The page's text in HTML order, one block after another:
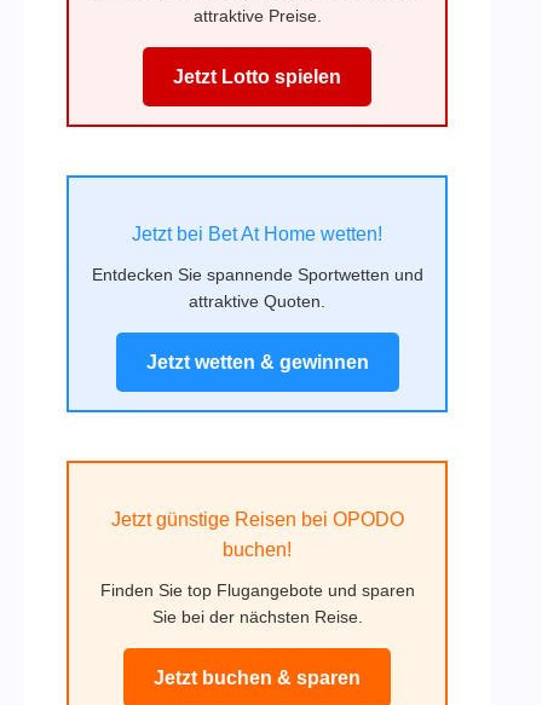
attraktive Preise.
Jetzt Lotto spielen
Jetzt bei Bet At Home wetten!
Entdecken Sie spannende Sportwetten und
attraktive Quoten.
Jetzt wetten & gewinnen
Jetzt günstige Reisen bei OPODO
buchen!
Finden Sie top Flugangebote und sparen
Sie bei der nächsten Reise.
Jetzt buchen & sparen